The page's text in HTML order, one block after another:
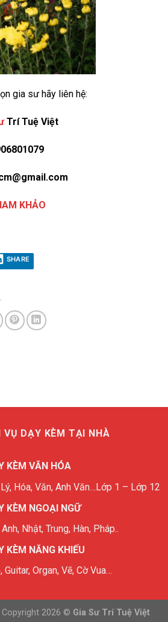
gia sư hãy liên hệ:
Trí Tuệ Việt
SHARE
VỤ DẠY KÈM TẠI NHÀ
KÈM VĂN HÓA
Hóa, Văn, Anh Văn…Lớp 1 – Lớp 12
KÈM NGOẠI NGỮ
Nhật, Trung, Hàn, Pháp..
KÈM NĂNG KHIẾU
Guitar, Organ, Vẽ, Cờ Vua…
Copyright 2026 © Gia Sư Trí Tuệ Việt